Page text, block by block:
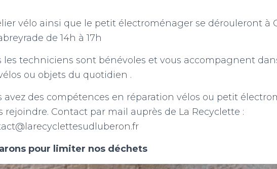
vélo ainsi que le petit électroménager se dérouleront à
de 14h à 17h
les techniciens sont bénévoles et vous accompagnent
ou objets du quotidien .
avez des compétences en réparation vélos ou petit
rejoindre. Contact par mail auprès de La Recyclette :
pour limiter nos déchets